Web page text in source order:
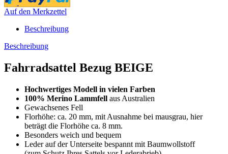
Auf den Merkzettel
Beschreibung
Beschreibung
Fahrradsattel Bezug BEIGE
Hochwertiges Modell in vielen Farben
100% Merino Lammfell aus Australien
Gewachsenes Fell
Florhöhe: ca. 20 mm, mit Ausnahme bei mausgrau, hier
beträgt die Florhöhe ca. 8 mm.
Besonders weich und bequem
Leder auf der Unterseite bespannt mit Baumwollstoff